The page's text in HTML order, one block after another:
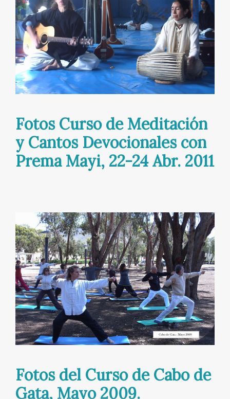
29
Enero
2012
Fotos Curso de Meditación
y Cantos Devocionales con
Prema Mayi, 22-24 Abr. 2011
Fotos del Curso de Cabo de
Gata, Mayo 2009.